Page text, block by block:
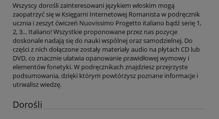
Wszyscy dorośli zainteresowani językiem włoskim mogą
zaopatrzyć się w Księgarni Internetowej Romanista w podręcznik
ucznia i zeszyt ćwiczeń Nuovissimo Progetto italiano bądź serię 1,
2, 3... Italiano! Wszystkie proponowane przez nas pozycje
doskonale nadają się do nauki wspólnej oraz samodzielnej. Do
części z nich dołączone zostały materiały audio na płytach CD lub
DVD, co znacznie ułatwia opanowanie prawidłowej wymowy i
elementów fonetyki. W podręcznikach znajdziesz przejrzyste
podsumowania, dzięki którym powtórzysz poznane informacje i
utrwalisz wiedzę.
Dorośli